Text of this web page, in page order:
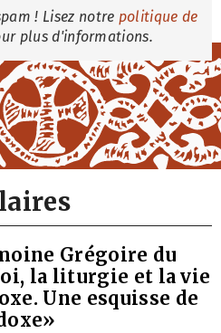
! Lisez notre politique de
plus d'informations.
Grégoire du
la liturgie et la vie
Une esquisse de